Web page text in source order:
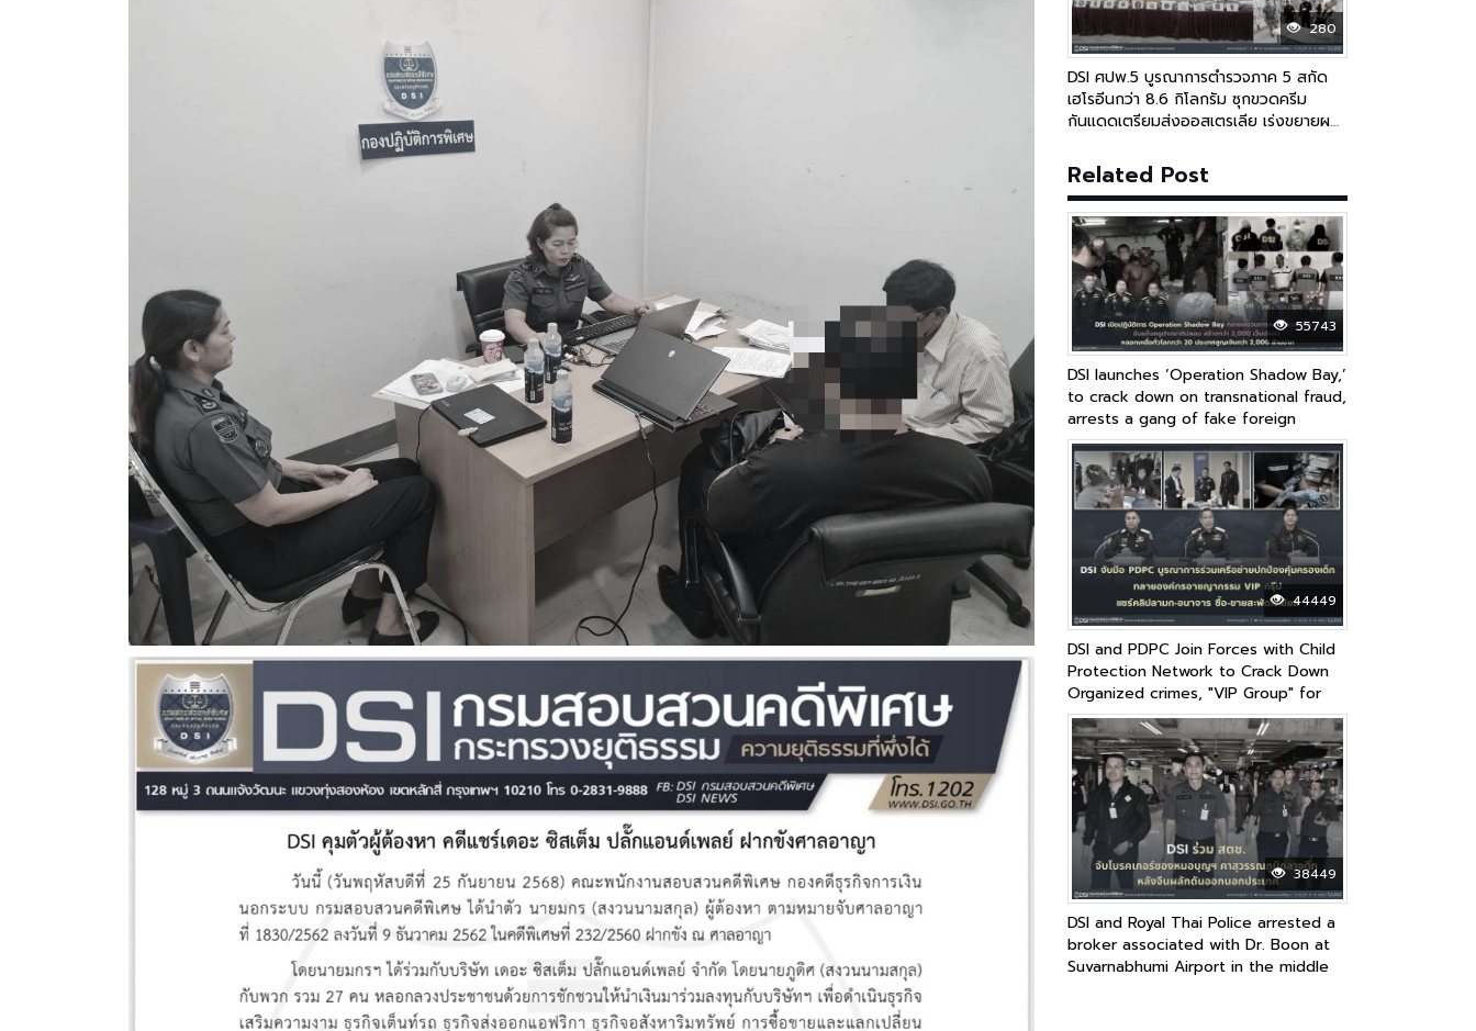
280
DSI ศปพ.5 บูรณาการตำรวจภาค 5 สกัด
เฮโรอีนกว่า 8.6 กิโลกรัม ซุกขวดครีม
กันแดดเตรียมส่งออสเตรเลีย เร่งขยายผล
Related Post
55743
DSI launches ‘Operation Shadow Bay,’
to crack down on transnational fraud,
arrests a gang of fake foreign
teachers gang that created over
2,000 fake websites, defrauding
victims in over 20 countries
worldwide, resulting in losses of over
2 billion baht
44449
DSI and PDPC Join Forces with Child
Protection Network to Crack Down
Organized crimes, "VIP Group" for
Sharing, Buying, and Selling
Pornographic Clips on Social Media
38449
DSI and Royal Thai Police arrested a
broker associated with Dr. Boon at
Suvarnabhumi Airport in the middle